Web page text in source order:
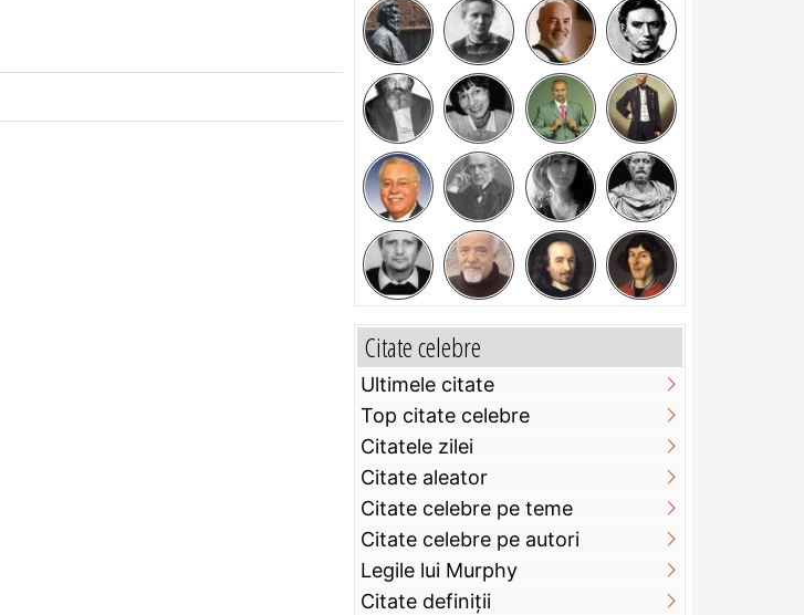
Citate celebre
Ultimele citate
Top citate celebre
Citatele zilei
Citate aleator
Citate celebre pe teme
Citate celebre pe autori
Legile lui Murphy
Citate definiţii